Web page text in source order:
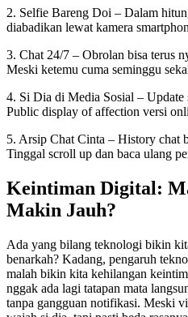
2. Selfie Bareng Doi – Dalam
diabadikan lewat kamera
3. Chat 24/7 – Obrolan bisa terus
Meski ketemu cuma seminggu
4. Si Dia di Media Sosial – Update
Public display of affection versi
5. Arsip Chat Cinta – History chat
Tinggal scroll up dan baca ulang
Keintiman Digital:
Makin Jauh?
Ada yang bilang teknologi bikin
benarkah? Kadang, pengaruh
malah bikin kita kehilangan
nggak ada lagi tatapan mata
tanpa gangguan notifikasi. Meski